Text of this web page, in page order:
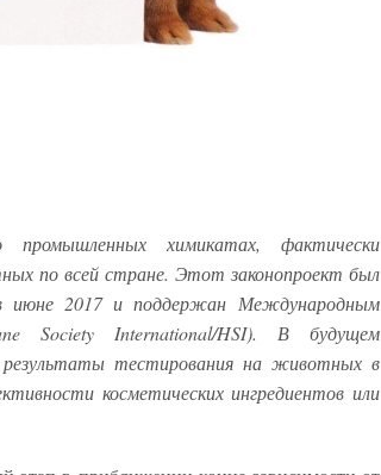
химикатах, фактически
по всей стране. Этот законопроект был
июне 2017 и поддержан Международным
Society International/HSI). В будущем
тестирования на животных в
косметических ингредиентов или